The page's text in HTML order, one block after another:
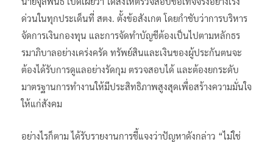
ด่วนในทุกประเด็นที่ สตง. ตั้งข้อสังเกต โดยกำชับว่าการบริหาร
จัดการเงินกองทุน และการจัดทำบัญชีต้องเป็นไปตามหลักธร
รมาภิบาลอย่างเคร่งครัด ทรัพย์สินและเงินของผู้ประกันตนจะ
ต้องได้รับการดูแลอย่างรัดกุม ตรวจสอบได้ และต้องยกระดับ
มาตรฐานการทำงานให้มีประสิทธิภาพสูงสุดเพื่อสร้างความมั่นใจ
ให้แก่สังคม
อย่างไรก็ตาม ได้รับรายงานการชี้แจงว่าปัญหาดังกล่าว “ไม่ใช่